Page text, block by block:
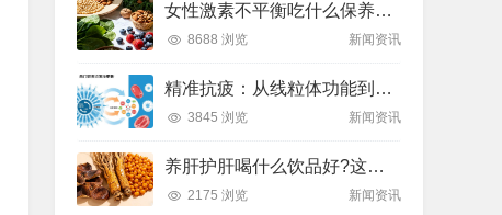
女性激素不平衡吃什么保养片可以调节？推荐吃这款纽崔莱保养片
8688 浏览 新闻资讯
精准抗疲：从线粒体功能到造血机制，热门营养方案全解析
3845 浏览 新闻资讯
养肝护肝喝什么饮品好?这款纽崔莱饮品别错过
2175 浏览 新闻资讯